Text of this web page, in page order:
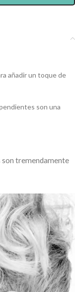
añadir un toque de
son una
tremendamente